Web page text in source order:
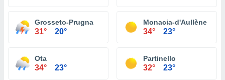
Grosseto-Prugna
31° 20°
Monacia-d'Aullène
34° 23°
Ota
34° 23°
Partinello
32° 23°